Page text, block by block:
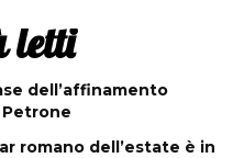
letti
dell’affinamento
romano dell’estate è in